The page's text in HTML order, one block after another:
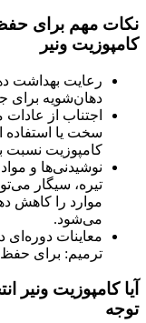
نکات مهم برای حفظ
کامپوزیت ونیر
رعایت بهداشت
دهان‌شویه برای
اجتناب از
سخت یا استفاده
کامپوزیت
نوشیدنی‌ها و
تیره، سیگار
موارد را کاهش
می‌شود.
معاینات
ترمیم: برای حفظ
آیا کامپوزیت
توجه